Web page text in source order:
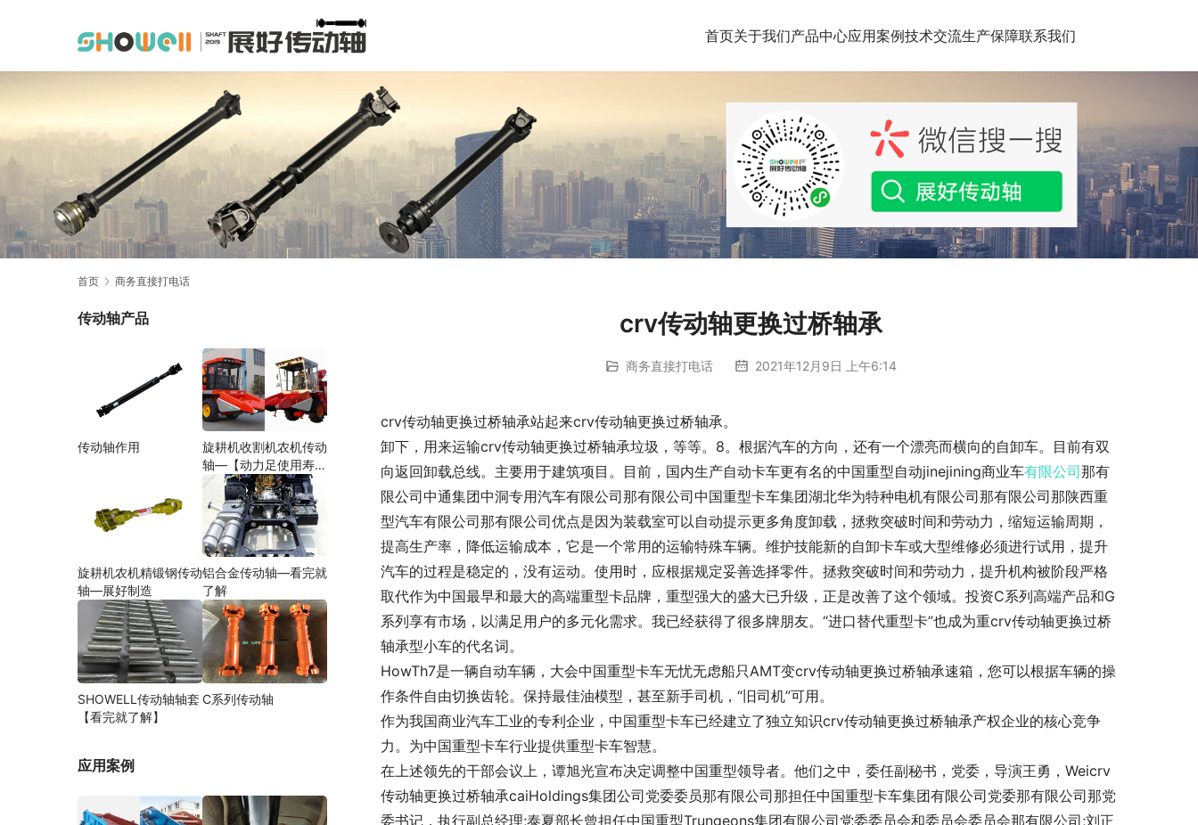
首页关于我们产品中心应用案例技术交流生产保障联系我们
首页 商务直接打电话
crv传动轴更换过桥轴承
商务直接打电话 2021年12月9日 上午6:14
crv传动轴更换过桥轴承站起来crv传动轴更换过桥轴承。
卸下，用来运输crv传动轴更换过桥轴承垃圾，等等。8。根据汽车的方向，还有一个漂亮而横向的自卸车。目前有双
向返回卸载总线。主要用于建筑项目。目前，国内生产自动卡车更有名的中国重型自动jinejining商业车有限公司那有
限公司中通集团中洞专用汽车有限公司那有限公司中国重型卡车集团湖北华为特种电机有限公司那有限公司那陕西重
型汽车有限公司那有限公司优点是因为装载室可以自动提示更多角度卸载，拯救突破时间和劳动力，缩短运输周期，
提高生产率，降低运输成本，它是一个常用的运输特殊车辆。维护技能新的自卸卡车或大型维修必须进行试用，提升
汽车的过程是稳定的，没有运动。使用时，应根据规定妥善选择零件。拯救突破时间和劳动力，提升机构被阶段严格
取代作为中国最早和最大的高端重型卡品牌，重型强大的盛大已升级，正是改善了这个领域。投资C系列高端产品和G
系列享有市场，以满足用户的多元化需求。我已经获得了很多牌朋友。“进口替代重型卡”也成为重crv传动轴更换过桥
轴承型小车的代名词。
HowTh7是一辆自动车辆，大会中国重型卡车无忧无虑船只AMT变crv传动轴更换过桥轴承速箱，您可以根据车辆的操
作条件自由切换齿轮。保持最佳油模型，甚至新手司机，“旧司机”可用。
作为我国商业汽车工业的专利企业，中国重型卡车已经建立了独立知识crv传动轴更换过桥轴承产权企业的核心竞争
力。为中国重型卡车行业提供重型卡车智慧。
在上述领先的干部会议上，谭旭光宣布决定调整中国重型领导者。他们之中，委任副秘书，党委，导演王勇，Weicrv
传动轴更换过桥轴承caiHoldings集团公司党委委员那有限公司那担任中国重型卡车集团有限公司党委那有限公司那党
委书记，执行副总经理;泰夏部长曾担任中国重型Trungeons集团有限公司党委委员会和委员会委员会那有限公司;刘正
传动轴产品
传动轴作用
旋耕机收割机农机传动
轴—【动力足使用寿命
久】
旋耕机农机精锻钢传动
轴—展好制造
铝合金传动轴—看完就
了解
SHOWELL传动轴轴套
【看完就了解】
C系列传动轴
应用案例